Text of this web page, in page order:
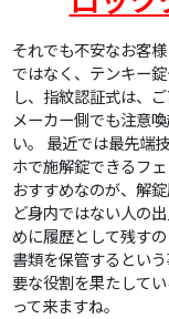
それでも不安なお客
ではなく、テンキー
し、指紋認証式は、
メーカー側でも注意
い。 最近では最先端
ホで施解錠できるフ
おすすめなのが、解
ど身内ではない人の
めに履歴として残す
書類を保管するとい
要な役割を果たして
って来ますね。